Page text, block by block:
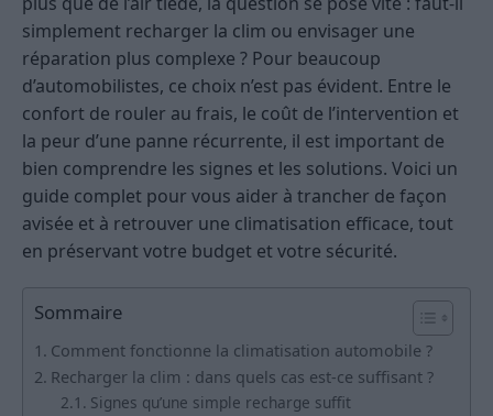
simplement recharger la clim ou envisager une
réparation plus complexe ? Pour beaucoup
d’automobilistes, ce choix n’est pas évident. Entre le
confort de rouler au frais, le coût de l’intervention et
la peur d’une panne récurrente, il est important de
bien comprendre les signes et les solutions. Voici un
guide complet pour vous aider à trancher de façon
avisée et à retrouver une climatisation efficace, tout
en préservant votre budget et votre sécurité.
Sommaire
Comment fonctionne la climatisation automobile ?
Recharger la clim : dans quels cas est-ce suffisant ?
Signes qu’une simple recharge suffit